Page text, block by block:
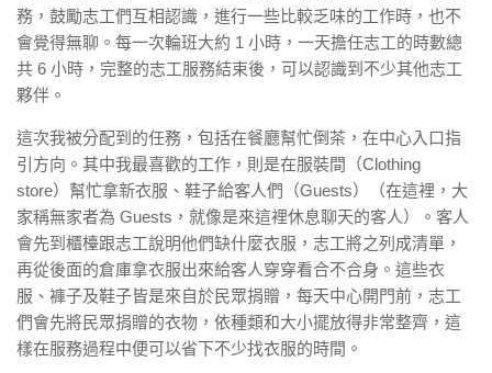
務，鼓勵志工們互相認識，進行一些比較乏味的工作時，也不
會覺得無聊。每一次輪班大約 1 小時，一天擔任志工的時數總
共 6 小時，完整的志工服務結束後，可以認識到不少其他志工
夥伴。
這次我被分配到的任務，包括在餐廳幫忙倒茶，在中心入口指
引方向。其中我最喜歡的工作，則是在服裝間（Clothing
store）幫忙拿新衣服、鞋子給客人們（Guests）（在這裡，大
家稱無家者為 Guests，就像是來這裡休息聊天的客人）。客人
會先到櫃檯跟志工說明他們缺什麼衣服，志工將之列成清單，
再從後面的倉庫拿衣服出來給客人穿穿看合不合身。這些衣
服、褲子及鞋子皆是來自於民眾捐贈，每天中心開門前，志工
們會先將民眾捐贈的衣物，依種類和大小擺放得非常整齊，這
樣在服務過程中便可以省下不少找衣服的時間。